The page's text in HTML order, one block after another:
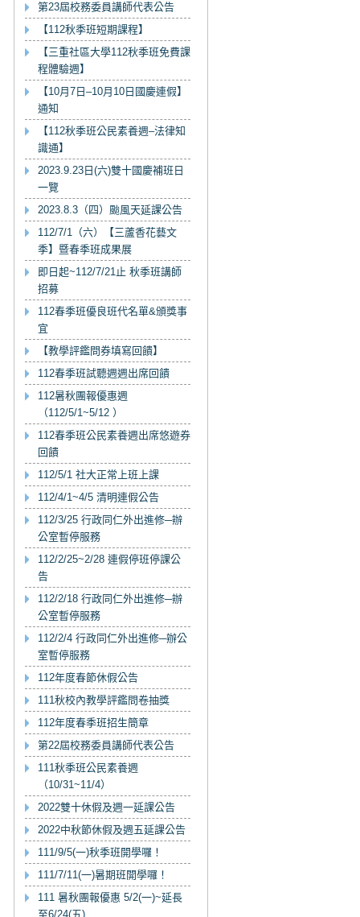
第23屆校務委員講師代表公告
【112秋季班短期課程】
【三重社區大學112秋季班免費課
程體驗週】
【10月7日–10月10日國慶連假】
通知
【112秋季班公民素養週–法律知
識通】
2023.9.23日(六)雙十國慶補班日
一覽
2023.8.3（四）颱風天延課公告
112/7/1（六）【三蘆香花藝文
季】暨春季班成果展
即日起~112/7/21止 秋季班講師
招募
112春季班優良班代名單&頒獎事
宜
【教學評鑑問券填寫回饋】
112春季班試聽週週出席回饋
112暑秋團報優惠週
（112/5/1~5/12 ）
112春季班公民素養週出席悠遊券
回饋
112/5/1 社大正常上班上課
112/4/1~4/5 清明連假公告
112/3/25 行政同仁外出進修─辦
公室暫停服務
112/2/25~2/28 連假停班停課公
告
112/2/18 行政同仁外出進修─辦
公室暫停服務
112/2/4 行政同仁外出進修─辦公
室暫停服務
112年度春節休假公告
111秋校內教學評鑑問卷抽獎
112年度春季班招生簡章
第22屆校務委員講師代表公告
111秋季班公民素養週
（10/31~11/4）
2022雙十休假及週一延課公告
2022中秋節休假及週五延課公告
111/9/5(一)秋季班開學囉！
111/7/11(一)暑期班開學囉！
111 暑秋團報優惠 5/2(一)~延長
至6/24(五)